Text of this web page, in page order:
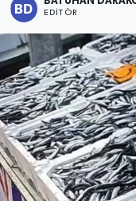
EDITÖR
Bartın
Karabük
Spor
Ulusal